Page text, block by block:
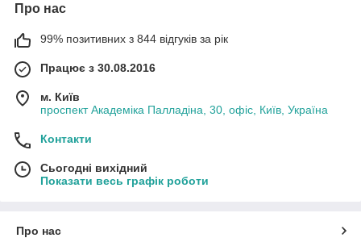
Про нас
99% позитивних з 844 відгуків за рік
Працює з 30.08.2016
м. Київ
проспект Академіка Палладіна, 30, офіс, Київ, Україна
Контакти
Сьогодні вихідний
Показати весь графік роботи
Про нас